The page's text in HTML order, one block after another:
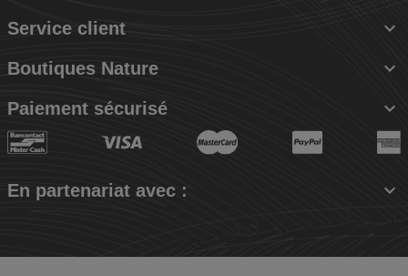
Service client 
Boutiques Nature 
Paiement sécurisé 
En partenariat avec : 